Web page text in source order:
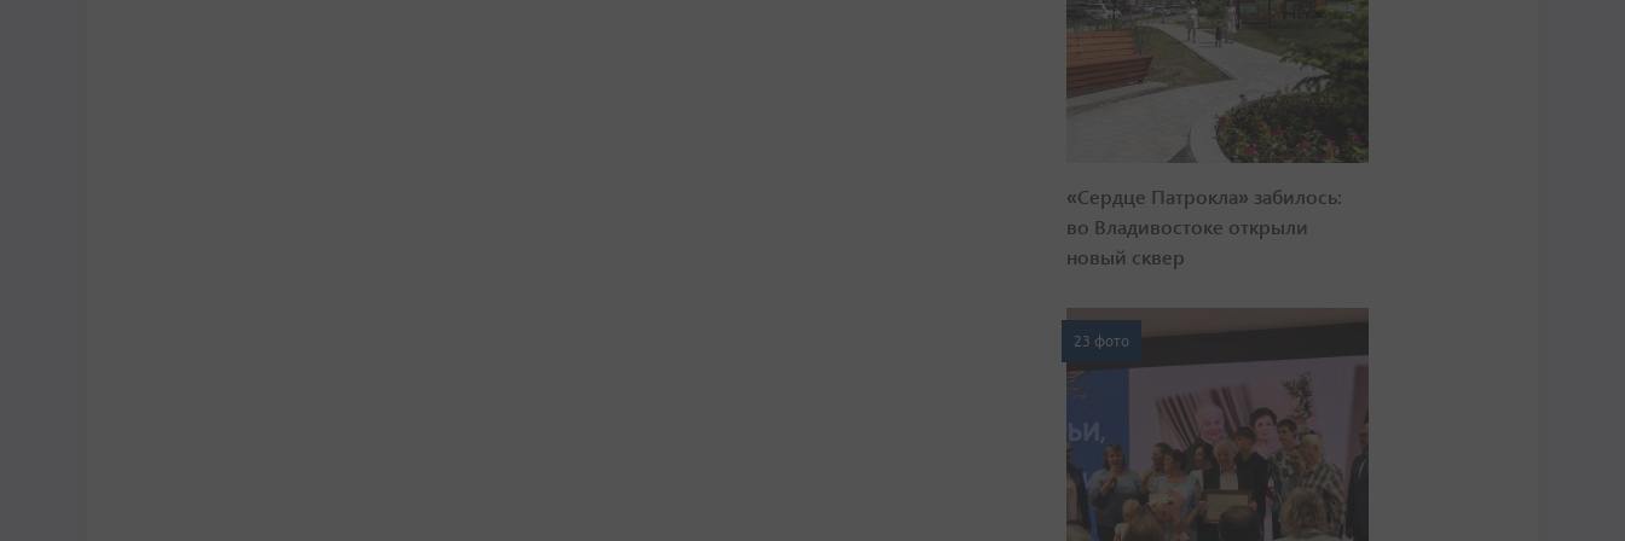
«Сердце Патрокла» забилось:
во Владивостоке открыли
новый сквер
23 фото